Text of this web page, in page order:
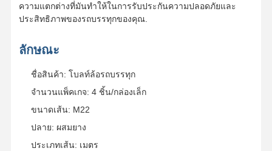
โบล็อกฟัน
ติดตามรองเท้า Bolt
ความแตกต่างที่มันทําให้ในการรับประกันความปลอดภัยและ
ประสิทธิภาพของรถบรรทุกของคุณ.
ลักษณะ
ชื่อสินค้า: โบลท์ล้อรถบรรทุก
จํานวนแพ็คเกจ: 4 ชิ้น/กล่องเล็ก
ขนาดเส้น: M22
ปลาย: ผสมยาง
ประเภทเส้น: เมตร